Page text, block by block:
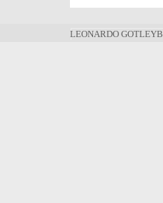
LEONARDO GOTLEYB